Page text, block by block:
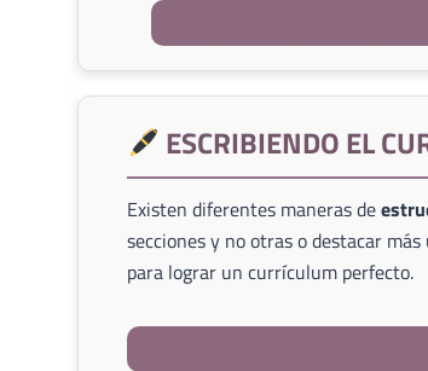
ESCRIBIENDO EL
Existen diferentes maneras de
secciones y no otras o destacar
para lograr un currículum perfecto.